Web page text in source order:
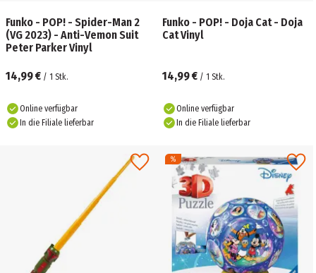
Funko - POP! - Spider-Man 2
(VG 2023) - Anti-Vemon Suit
Peter Parker Vinyl
14,99 € / 1 Stk.
Online verfügbar
In die Filiale lieferbar
Funko - POP! - Doja Cat - Doja
Cat Vinyl
14,99 € / 1 Stk.
Online verfügbar
In die Filiale lieferbar